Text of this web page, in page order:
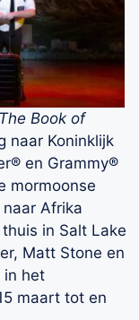
The Book of
naar Koninklijk
en Grammy®
mormoonse
Afrika
in Salt Lake
Matt Stone en
in het
maart tot en